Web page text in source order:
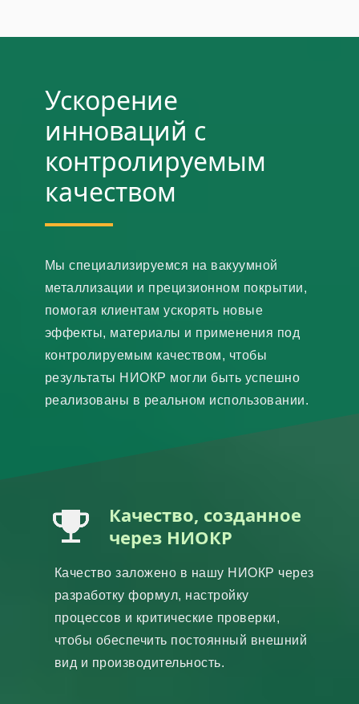
Ускорение
инноваций с
контролируемым
качеством
Мы специализируемся на вакуумной
металлизации и прецизионном покрытии,
помогая клиентам ускорять новые
эффекты, материалы и применения под
контролируемым качеством, чтобы
результаты НИОКР могли быть успешно
реализованы в реальном использовании.
Качество, созданное
через НИОКР
Качество заложено в нашу НИОКР через
разработку формул, настройку
процессов и критические проверки,
чтобы обеспечить постоянный внешний
вид и производительность.